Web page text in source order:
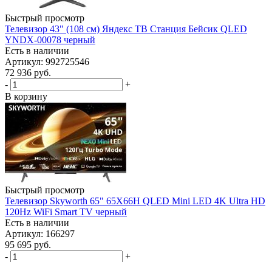
Быстрый просмотр
Телевизор 43" (108 см) Яндекс ТВ Станция Бейсик QLED
YNDX-00078 черный
Есть в наличии
Артикул: 992725546
72 936 руб.
-
+
В корзину
Быстрый просмотр
Телевизор Skyworth 65" 65X66H QLED Mini LED 4K Ultra HD
120Hz WiFi Smart TV черный
Есть в наличии
Артикул: 166297
95 695 руб.
-
+